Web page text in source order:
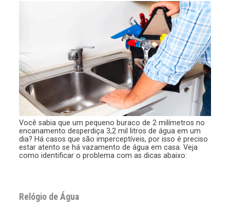
Você sabia que um pequeno buraco de 2 milímetros no
encanamento desperdiça 3,2 mil litros de água em um
dia? Há casos que são imperceptíveis, por isso é preciso
estar atento se há vazamento de água em casa. Veja
como identificar o problema com as dicas abaixo:
Relógio de Água